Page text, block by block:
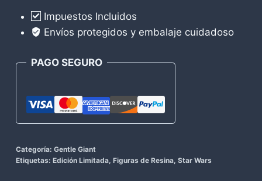
Giant
cantidad
Impuestos Incluidos
Envíos protegidos y embalaje cuidadoso
PAGO SEGURO
Categoría: Gentle Giant
Etiquetas: Edición Limitada Figuras de Resina Star Wars